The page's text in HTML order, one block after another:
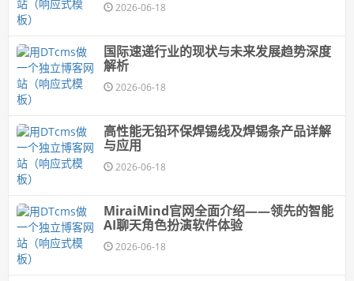
2026-06-18
国际速递行业的现状与未来发展趋势深度
解析
2026-06-18
高性能无铅环保焊锡线及焊锡条产品详解
与应用
2026-06-18
MiraiMind官网全面介绍——领先的智能
AI聊天角色扮演软件体验
2026-06-18